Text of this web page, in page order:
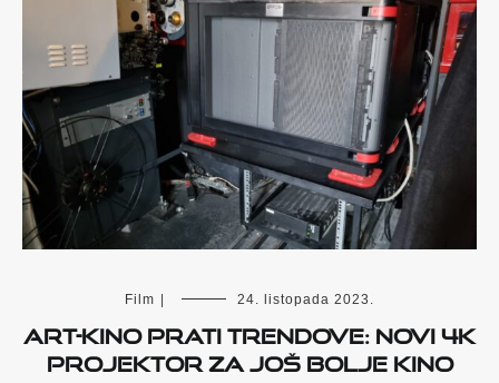
Film 24. listopada 2023.
Art-kino prati trendove: Novi 4K
projektor za još bolje kino